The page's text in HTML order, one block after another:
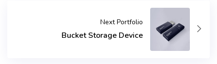
Next Portfolio
Bucket Storage Device